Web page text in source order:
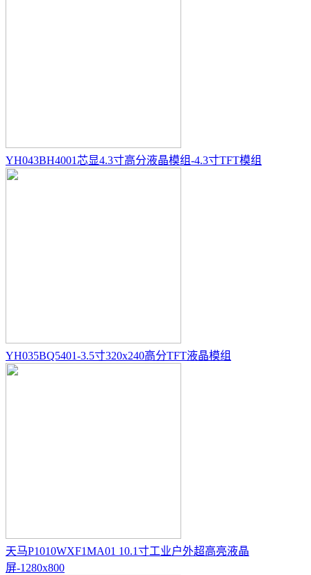
YH043BH4001芯显4.3寸高分液晶模组-4.3寸TFT模组
YH035BQ5401-3.5寸320x240高分TFT液晶模组
天马P1010WXF1MA01 10.1寸工业户外超高亮液晶
屏-1280x800